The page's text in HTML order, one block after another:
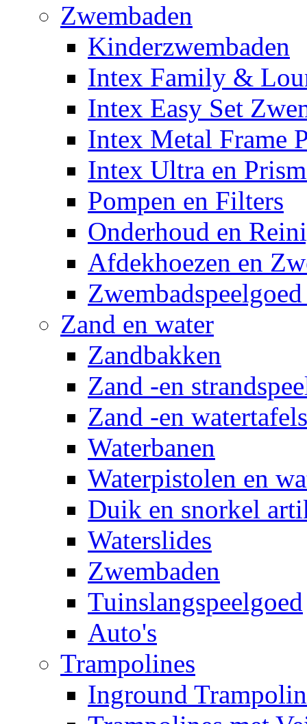
Zwembaden
Kinderzwembaden
Intex Family &
Intex Easy Set
Intex Metal Frame
Intex Ultra en
Pompen en Filters
Onderhoud en
Afdekhoezen en
Zand en water
Zandbakken
Zand -en
Zand -en watertafels
Waterbanen
Waterpistolen en
Duik en snorkel
Waterslides
Zwembaden
Tuinslangspeelgoed
Auto's
Trampolines
Inground